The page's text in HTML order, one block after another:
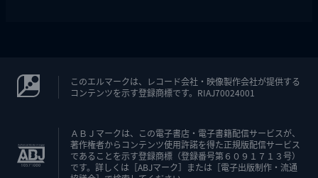
このエルマークは、レコード会社・映像製作会社が提供する
コンテンツを示す登録商標です。RIAJ70024001
ＡＢＪマークは、この電子書店・電子書籍配信サービスが、
著作権者からコンテンツ使用許諾を得た正規版配信サービス
であることを示す登録商標（登録番号第６０９１７１３号）
です。詳しくは［ABJマーク］または［電子出版制作・流通